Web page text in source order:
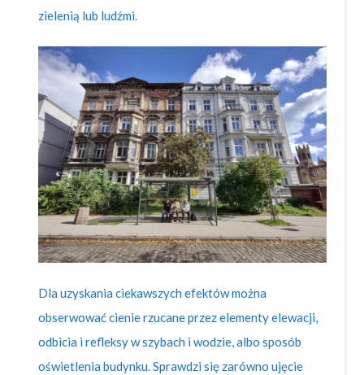
zielenią lub ludźmi.
Dla uzyskania ciekawszych efektów można
obserwować cienie rzucane przez elementy elewacji,
odbicia i refleksy w szybach i wodzie, albo sposób
oświetlenia budynku. Sprawdzi się zarówno ujęcie